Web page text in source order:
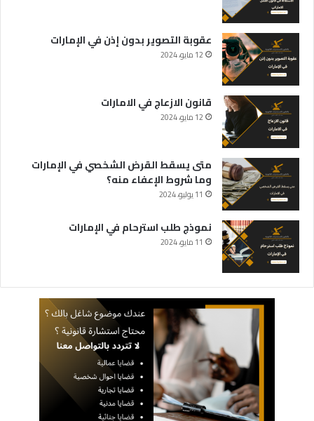
عقوبة التصوير بدون إذن في الإمارات
12 مايو، 2024
قانون الازعاج في الامارات
12 مايو، 2024
متى يسقط القرض الشخصي في الإمارات
وما شروط الإعفاء منه؟
11 يوليو، 2024
نموذج طلب استرحام في الإمارات
11 مايو، 2024